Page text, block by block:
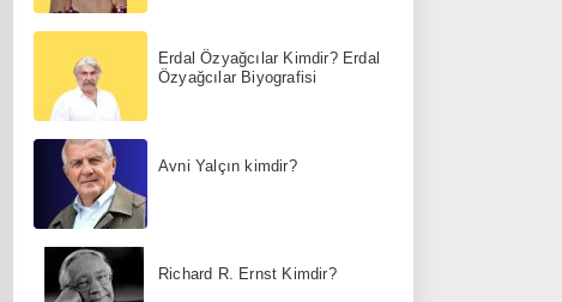
Erdal Özyağcılar Kimdir? Erdal
Özyağcılar Biyografisi
Avni Yalçın kimdir?
Richard R. Ernst Kimdir?